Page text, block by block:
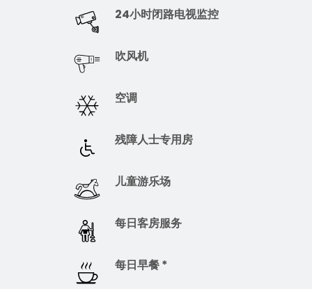
24小时闭路电视监控
吹风机
空调
残障人士专用房
儿童游乐场
每日客房服务
每日早餐 *